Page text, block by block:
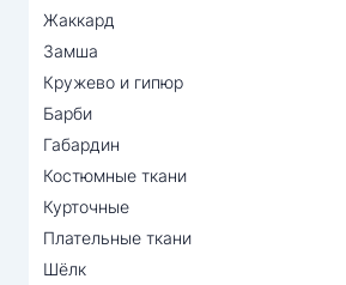
Жаккард
Замша
Кружево и гипюр
Барби
Габардин
Костюмные ткани
Курточные
Плательные ткани
Шёлк